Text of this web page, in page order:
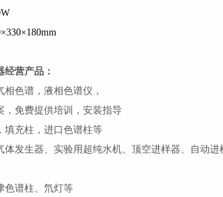
经营产品：
色谱，液相色谱仪，
，免费提供培训，安装指导
填充柱，进口色谱柱等
体发生器、实验用超纯水机、顶空进样器、自动
色谱柱、氘灯等